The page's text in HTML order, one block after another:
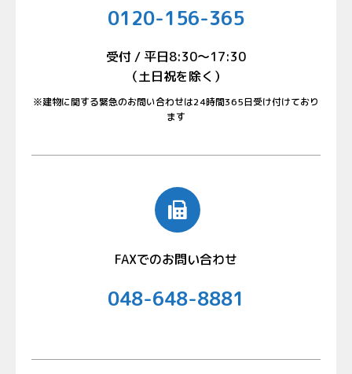
0120-156-365
受付 / 平日8:30〜17:30
（土日祝を除く）
※建物に関する緊急のお問い合わせは24時間365日受け付けており
ます
FAXでのお問い合わせ
048-648-8881